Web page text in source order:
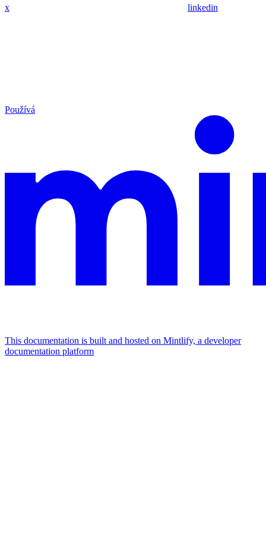
x linkedin
Používá
This documentation is built and hosted on Mintlify, a developer
documentation platform